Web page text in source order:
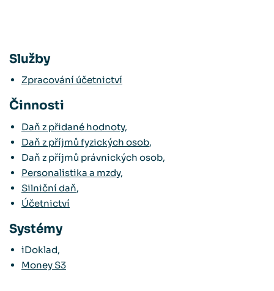
Služby
Zpracování účetnictví
Činnosti
Daň z přidané hodnoty,
Daň z příjmů fyzických osob,
Daň z příjmů právnických osob,
Personalistika a mzdy,
Silniční daň,
Účetnictví
Systémy
iDoklad,
Money S3